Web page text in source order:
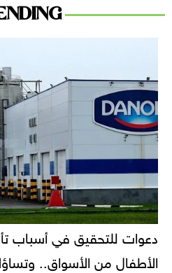
دعوات للتحقيق في أسباب
الأطفال من الأسواق..